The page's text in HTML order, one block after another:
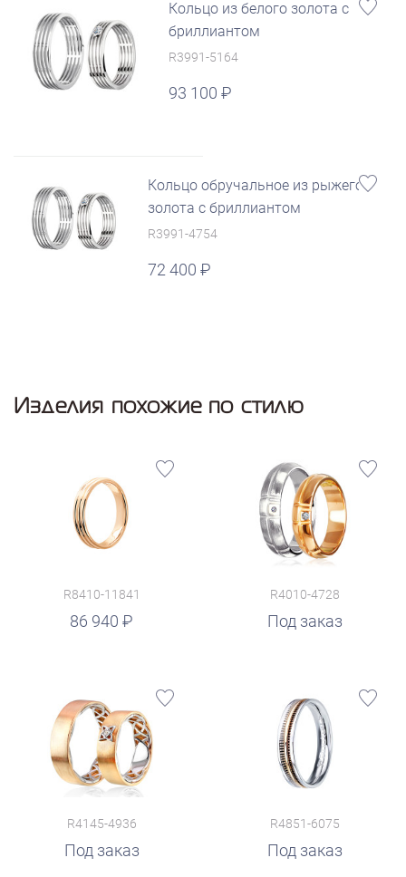
Кольцо из белого золота с
бриллиантом
R3991-5164
93 100
Кольцо обручальное из рыжего
золота с бриллиантом
R3991-4754
72 400
Изделия похожие по стилю
R8410-11841
86 940
R4010-4728
Под заказ
R4145-4936
Под заказ
R4851-6075
Под заказ